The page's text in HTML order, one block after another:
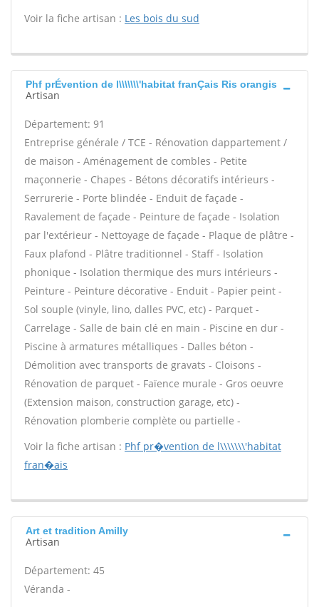
Voir la fiche artisan : Les bois du sud
Phf prÉvention de l\\\\\\\'habitat franÇais Ris orangis
Artisan
Département: 91
Entreprise générale / TCE - Rénovation dappartement /
de maison - Aménagement de combles - Petite
maçonnerie - Chapes - Bétons décoratifs intérieurs -
Serrurerie - Porte blindée - Enduit de façade -
Ravalement de façade - Peinture de façade - Isolation
par l'extérieur - Nettoyage de façade - Plaque de plâtre -
Faux plafond - Plâtre traditionnel - Staff - Isolation
phonique - Isolation thermique des murs intérieurs -
Peinture - Peinture décorative - Enduit - Papier peint -
Sol souple (vinyle, lino, dalles PVC, etc) - Parquet -
Carrelage - Salle de bain clé en main - Piscine en dur -
Piscine à armatures métalliques - Dalles béton -
Démolition avec transports de gravats - Cloisons -
Rénovation de parquet - Faïence murale - Gros oeuvre
(Extension maison, construction garage, etc) -
Rénovation plomberie complète ou partielle -
Voir la fiche artisan : Phf pr�vention de l\\\\\\\'habitat
fran�ais
Art et tradition Amilly
Artisan
Département: 45
Véranda -